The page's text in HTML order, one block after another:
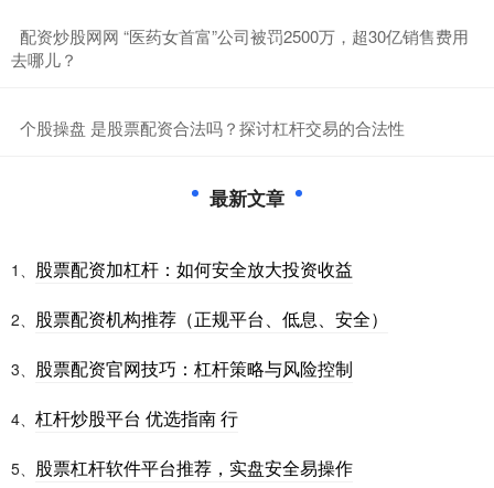
​配资炒股网网 “医药女首富”公司被罚2500万，超30亿销售费用
去哪儿？
​个股操盘 是股票配资合法吗？探讨杠杆交易的合法性
最新文章
1、 股票配资加杠杆：如何安全放大投资收益
2、 股票配资机构推荐（正规平台、低息、安全）
3、 股票配资官网技巧：杠杆策略与风险控制
4、 杠杆炒股平台 优选指南 行
5、 股票杠杆软件平台推荐，实盘安全易操作